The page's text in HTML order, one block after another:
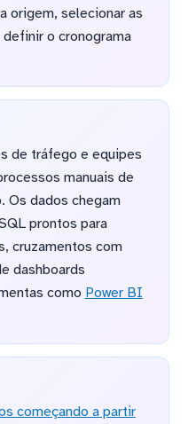
origem, selecionar as
o cronograma
de tráfego e equipes
manuais de
Os dados chegam
prontos para
cruzamentos com
dashboards
como Power BI
começando a partir